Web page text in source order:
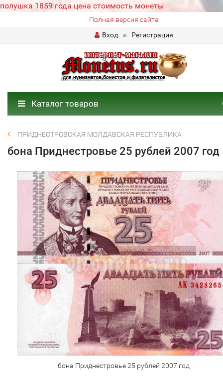
полушка 1859 года цена стоимость монеты
Полная версия сайта
Вход
Регистрация
Каталог товаров
ПРИДНЕСТРОВСКАЯ МОЛДАВСКАЯ РЕСПУБЛИКА
бона Приднестровье 25 рублей 2007 год
бона Приднестровье 25 рублей 2007 год